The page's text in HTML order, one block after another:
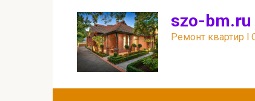
szo-bm.ru
Ремонт квартир l